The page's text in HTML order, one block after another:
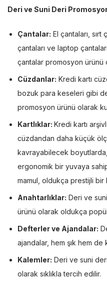
Deri ve Suni Deri
Çantalar: El çantaları, sırt
çantaları ve laptop
çantalar promosyon ürünü
Cüzdanlar: Kredi kartı
bozuk para keseleri gibi
promosyon ürünü olarak
Kartlıklar: Kredi kartı
cüzdandan daha küçük
kavrayabilecek
ergonomik bir yuvaya
mamul, oldukça prestijli bir
Anahtarlıklar: Deri ve
ürünü olarak oldukça
Defterler ve Ajandalar:
ajandalar, hem şık hem de
Kalemler: Deri ve suni
olarak sıklıkla tercih edilir.